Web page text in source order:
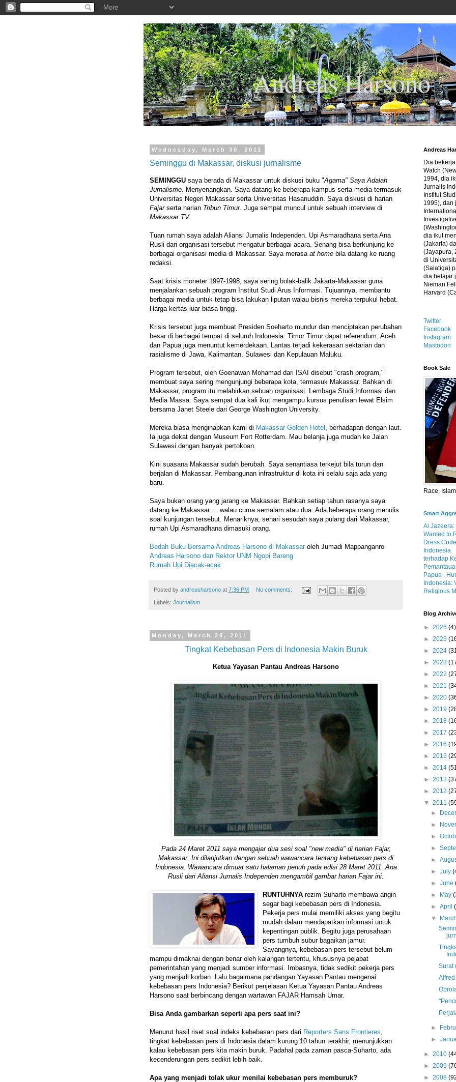
.
Andreas Harsono
Wednesday, March 30, 2011
Seminggu di Makassar, diskusi jurnalisme
SEMINGGU saya berada di Makassar untuk diskusi buku "Agama" Saya Adalah
Jurnalisme. Menyenangkan. Saya datang ke beberapa kampus serta media termasuk
Universitas Negeri Makassar serta Universitas Hasanuddin. Saya diskusi di harian
Fajar serta harian Tribun Timur. Juga sempat muncul untuk sebuah interview di
Makassar TV.
Tuan rumah saya adalah Aliansi Jurnalis Independen. Upi Asmaradhana serta Ana
Rusli dari organisasi tersebut mengatur berbagai acara. Senang bisa berkunjung ke
berbagai organisasi media di Makassar. Saya merasa at home bila datang ke ruang
redaksi.
Saat krisis moneter 1997-1998, saya sering bolak-balik Jakarta-Makassar guna
menjalankan sebuah program Institut Studi Arus Informasi. Tujuannya, membantu
berbagai media untuk tetap bisa lakukan liputan walau bisnis mereka terpukul hebat.
Harga kertas luar biasa tinggi.
Krisis tersebut juga membuat Presiden Soeharto mundur dan menciptakan perubahan
besar di berbagai tempat di seluruh Indonesia. Timor Timur dapat referendum. Aceh
dan Papua juga menuntut kemerdekaan. Lantas terjadi kekerasan sektarian dan
rasialisme di Jawa, Kalimantan, Sulawesi dan Kepulauan Maluku.
Program tersebut, oleh Goenawan Mohamad dari ISAI disebut "crash program,"
membuat saya sering mengunjungi beberapa kota, termasuk Makassar. Bahkan di
Makassar, program itu melahirkan sebuah organisasi: Lembaga Studi Informasi dan
Media Massa. Saya sempat dua kali ikut mengampu kursus penulisan lewat Elsim
bersama Janet Steele dari George Washington University.
Mereka biasa menginapkan kami di Makassar Golden Hotel , berhadapan dengan laut.
Ia juga dekat dengan Museum Fort Rotterdam. Mau belanja juga mudah ke Jalan
Sulawesi dengan banyak pertokoan.
Kini suasana Makassar sudah berubah. Saya senantiasa terkejut bila turun dan
berjalan di Makassar. Pembangunan infrastruktur di kota ini selalu saja ada yang
baru.
Saya bukan orang yang jarang ke Makassar. Bahkan setiap tahun rasanya saya
datang ke Makassar ... walau cuma semalam atau dua. Ada beberapa orang menulis
soal kunjungan tersebut. Menariknya, sehari sesudah saya pulang dari Makassar,
rumah Upi Asmaradhana dimasuki orang.
Bedah Buku Bersama Andreas Harsono di Makassar oleh Jumadi Mappanganro
Andreas Harsono dan Rektor UNM Ngopi Bareng
Rumah Upi Diacak-acak
Posted by andreasharsono at 7:36 PM No comments:
Labels: Journalism
Monday, March 28, 2011
Tingkat Kebebasan Pers di Indonesia Makin Buruk
Ketua Yayasan Pantau Andreas Harsono
Pada 24 Maret 2011 saya mengajar dua sesi soal "new media" di harian Fajar,
Makassar. Ini dilanjutkan dengan sebuah wawancara tentang kebebasan pers di
Indonesia. Wawancara dimuat satu halaman penuh pada edisi 28 Maret 2011. Ana
Rusli dari Aliansi Jurnalis Independen mengambil gambar harian Fajar ini
RUNTUHNYA rezim Suharto membawa angin
segar bagi kebebasan pers di Indonesia.
Pekerja pers mulai memiliki akses yang begitu
mudah dalam mendapatkan informasi untuk
kepentingan publik. Begitu juga perusahaan
pers tumbuh subur bagaikan jamur.
Sayangnya, kebebasan pers tersebut belum
mampu dimaknai dengan benar oleh kalangan tertentu, khususnya pejabat
pemerintahan yang menjadi sumber informasi. Imbasnya, tidak sedikit pekerja pers
yang menjadi korban. Lalu bagaimana pandangan Yayasan Pantau mengenai
kebebasan pers Indonesia? Berikut penjelasan Ketua Yayasan Pantau Andreas
Harsono saat berbincang dengan wartawan FAJAR Hamsah Umar.
Bisa Anda gambarkan seperti apa pers saat ini?
Menurut hasil riset soal indeks kebebasan pers dari Reporters Sans Frontieres
tingkat kebebasan pers di Indonesia dalam kurung 10 tahun terakhir, menunjukkan
kalau kebebasan pers kita makin buruk. Padahal pada zaman pasca-Suharto, ada
kecenderungan pers sedikit lebih baik.
Apa yang menjadi tolak ukur menilai kebebasan pers memburuk?
Andreas
Dia
Watch
1994, dia
Jurnalis
Institut
1995), dan
dia ikut
(Jakarta)
(Jayapura,
di
(Salatiga)
dia belajar
Nieman
Harvard
Twitter
Facebook
Instagram
Mastodon
Book Sale
Race,
Smart
Al Jazeera:
Wanted to
Dress
Indonesia
terhadap
Papua
Indonesia:
Religious
Blog
► 2026 (4)
► 2025
► 2024
► 2023
► 2022
► 2021
► 2020
► 2019
► 2018
► 2017
► 2016
► 2015
► 2014
► 2013
► 2012
▼ 2011
►
►
►
►
►
►July
►June
►
May
►April
▼
Surat
►
►
► 2010
► 2009
► 2008